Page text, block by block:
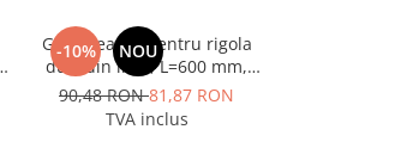
-10% NOU
Grila neagra pentru rigola
dus, din inox, L=600 mm,
Capricorn AQUA AMBIENT
Cube
90,48 RON81,87 RON
TVA inclus